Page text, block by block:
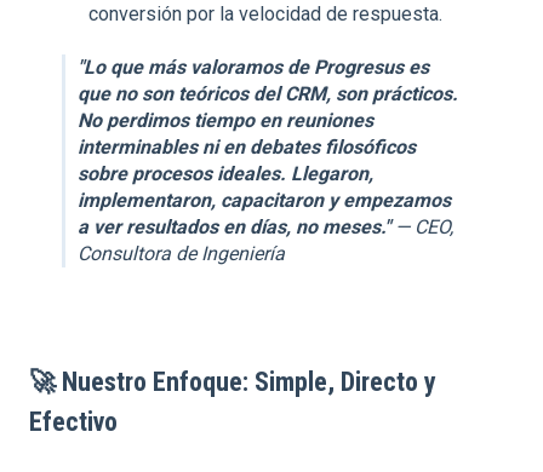
conversión por la velocidad de respuesta.
"Lo que más valoramos de Progresus es
que no son teóricos del CRM, son prácticos.
No perdimos tiempo en reuniones
interminables ni en debates filosóficos
sobre procesos ideales. Llegaron,
implementaron, capacitaron y empezamos
a ver resultados en días, no meses." — CEO,
Consultora de Ingeniería
🚀Nuestro Enfoque: Simple, Directo y
Efectivo